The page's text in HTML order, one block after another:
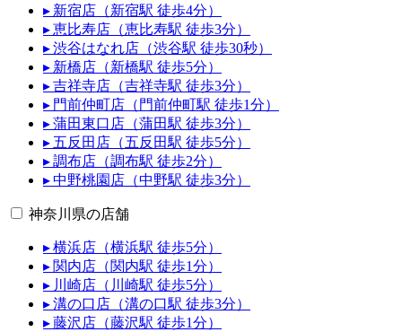
▸ 新宿店（新宿駅 徒歩4分）
▸ 恵比寿店（恵比寿駅 徒歩3分）
▸ 渋谷はなれ店（渋谷駅 徒歩30秒）
▸ 新橋店（新橋駅 徒歩5分）
▸ 吉祥寺店（吉祥寺駅 徒歩3分）
▸ 門前仲町店（門前仲町駅 徒歩1分）
▸ 蒲田東口店（蒲田駅 徒歩3分）
▸ 五反田店（五反田駅 徒歩5分）
▸ 調布店（調布駅 徒歩2分）
▸ 中野桃園店（中野駅 徒歩3分）
神奈川県の店舗
▸ 横浜店（横浜駅 徒歩5分）
▸ 関内店（関内駅 徒歩1分）
▸ 川崎店（川崎駅 徒歩5分）
▸ 溝の口店（溝の口駅 徒歩3分）
▸ 藤沢店（藤沢駅 徒歩1分）